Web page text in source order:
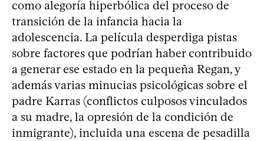
como alegoría hiperbólica del proceso de
transición de la infancia hacia la
adolescencia. La película desperdiga pistas
sobre factores que podrían haber contribuido
a generar ese estado en la pequeña Regan, y
además varias minucias psicológicas sobre el
padre Karras (conflictos culposos vinculados
a su madre, la opresión de la condición de
inmigrante), incluida una escena de pesadilla